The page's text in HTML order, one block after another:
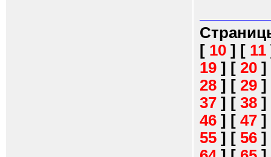
[ 10 ] [ 11
19 ] [ 20 ]
28 ] [ 29 ]
37 ] [ 38 ]
46 ] [ 47 ]
55 ] [ 56 ]